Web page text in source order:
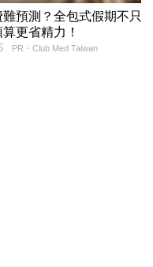
預測？全包式假期不只
更省精力！
PR・Club Med Taiwan